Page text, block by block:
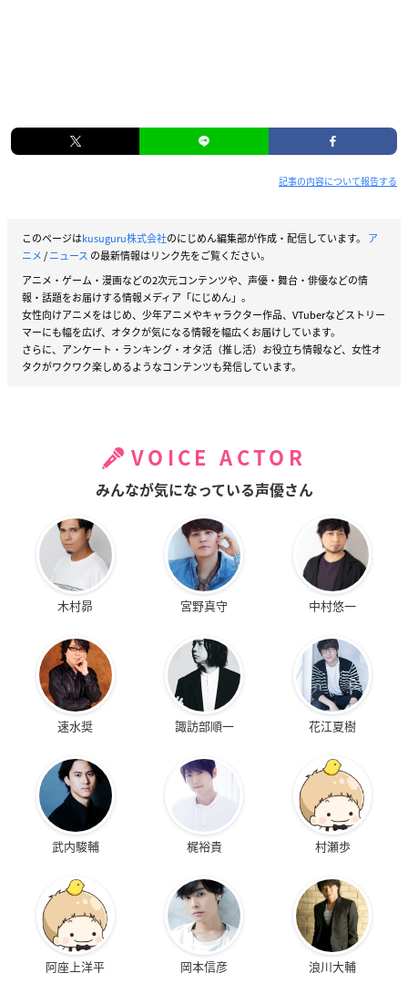
記事の内容について報告する
このページはkusuguru株式会社のにじめん編集部が作成・配信しています。 ア
ニメ/ニュース の最新情報はリンク先をご覧ください。
アニメ・ゲーム・漫画などの2次元コンテンツや、声優・舞台・俳優などの情
報・話題をお届けする情報メディア「にじめん」。
女性向けアニメをはじめ、少年アニメやキャラクター作品、VTuberなどストリー
マーにも幅を広げ、オタクが気になる情報を幅広くお届けしています。
さらに、アンケート・ランキング・オタ活（推し活）お役立ち情報など、女性オ
タクがワクワク楽しめるようなコンテンツも発信しています。
VOICE ACTOR
みんなが気になっている声優さん
木村昴 宮野真守 中村悠一
速水奨 諏訪部順一 花江夏樹
武内駿輔 梶裕貴 村瀬歩
阿座上洋平 岡本信彦 浪川大輔